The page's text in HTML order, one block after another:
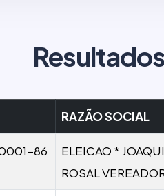
RAZÃO SOCIAL
86
ELEICAO *
ROSAL